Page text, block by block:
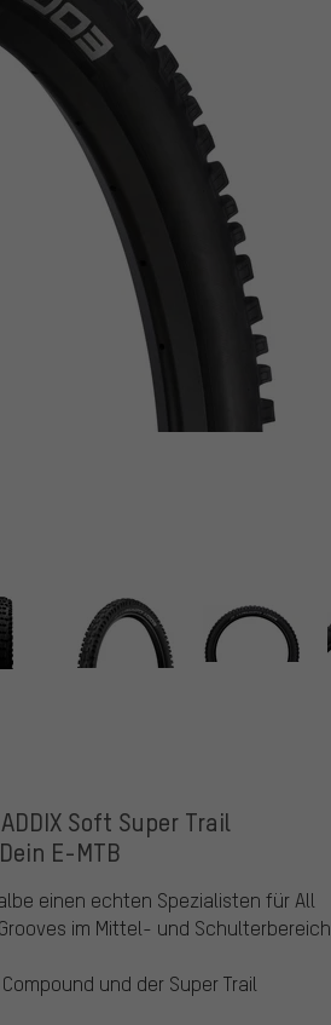
Soft Super Trail
E-MTB
einen echten Spezialisten für All
im Mittel- und Schulterbereich
und der Super Trail